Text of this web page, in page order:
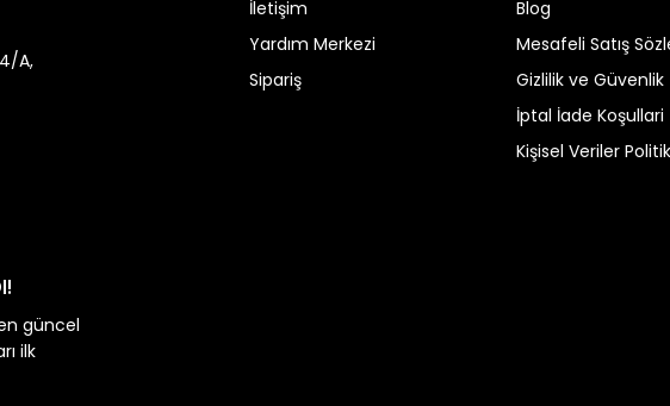
A,
İletişim
Yardım Merkezi
Sipariş
Blog
Mesafeli Satış
Gizlilik ve Güvenlik
İptal İade Koşullari
Kişisel Veriler
güncel
ilk